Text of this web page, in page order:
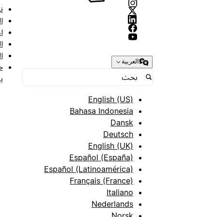
العربية
English (US)
Bahasa Indonesia
Dansk
Deutsch
English (UK)
Español (España)
Español (Latinoamérica)
Français (France)
Italiano
Nederlands